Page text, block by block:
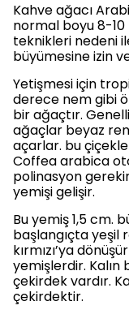
Kahve ağacı
normal boyu 8-
teknikleri nedeni
büyümesine izin
Yetişmesi için
derece nem gibi
bir ağaçtır.
ağaçlar beyaz
açarlar. bu
Coffea arabica
polinasyon
yemişi gelişir.
Bu yemiş 1,5 cm.
başlangıçta yeşil
kırmızı’ya
yemişlerdir.
çekirdek vardır.
çekirdektir.